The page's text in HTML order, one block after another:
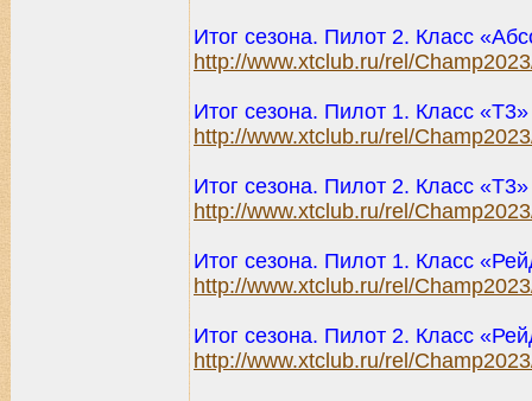
Итог сезона. Пилот 2. Класс
http://www.xtclub.ru/rel/
Итог сезона. Пилот 1. Класс «T3»
http://www.xtclub.ru/rel/
Итог сезона. Пилот 2. Класс «T3»
http://www.xtclub.ru/rel/
Итог сезона. Пилот 1. Класс
http://www.xtclub.ru/rel/
Итог сезона. Пилот 2. Класс
http://www.xtclub.ru/rel/